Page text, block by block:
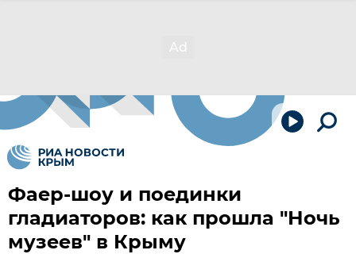
Фаер-шоу и поединки
гладиаторов: как прошла "Ночь
музеев" в Крыму